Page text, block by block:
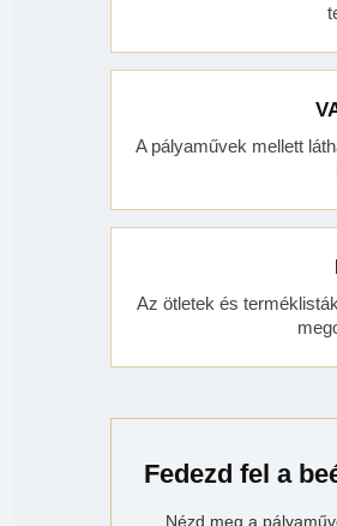
A pályaművek mellett
Az ötletek és
Fedezd fel a
Nézd meg a